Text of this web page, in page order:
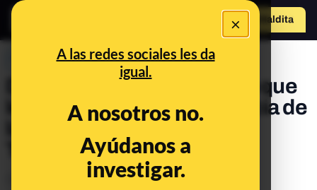
×
A las redes sociales les da
igual.
A nosotros no.
Ayúdanos a
investigar.
Hazte Maldito
PREBUNKING
Dientes, dientes, que es lo que
les…da salud: la importancia de
la salud oral en la Maldita
Twitchería